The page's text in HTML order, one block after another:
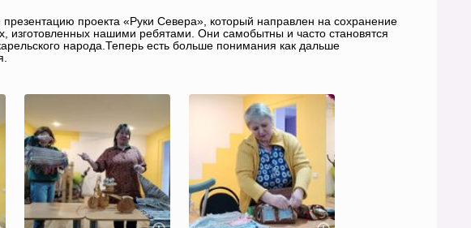
проекта «Руки Севера», который направлен на сохранение
изготовленных нашими ребятами. Они самобытны и часто становятся
народа.Теперь есть больше понимания как дальше